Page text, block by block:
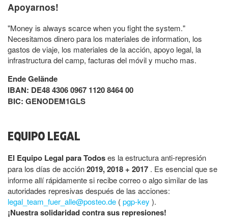
Apoyarnos!
"Money is always scarce when you fight the system."
Necesitamos dinero para los materiales de information, los
gastos de viaje, los materiales de la acción, apoyo legal, la
infrastructura del camp, facturas del móvil y mucho mas.
Ende Gelände
IBAN: DE48 4306 0967 1120 8464 00
BIC: GENODEM1GLS
EQUIPO LEGAL
El Equipo Legal para Todoses la estructura anti-represión
para los días de acción2019, 2018 + 2017 . Es esencial que se
informe allí rápidamente si recibe correo o algo similar de las
autoridades represivas después de las acciones:
legal_team_fuer_alle@posteo.de (pgp-key ).
¡Nuestra solidaridad contra sus represiones!